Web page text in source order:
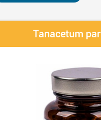
Tanacetum